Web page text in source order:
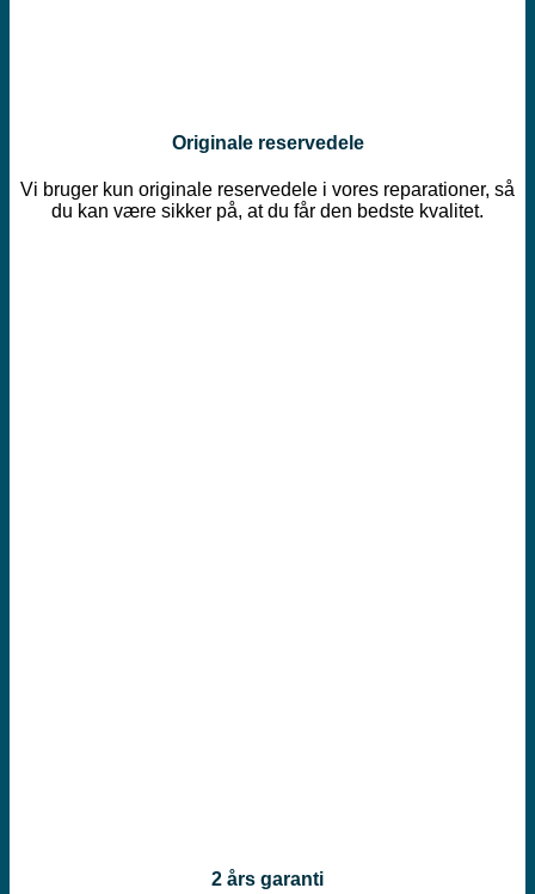
Originale reservedele
Vi bruger kun originale reservedele i vores reparationer, så
du kan være sikker på, at du får den bedste kvalitet.
2 års garanti